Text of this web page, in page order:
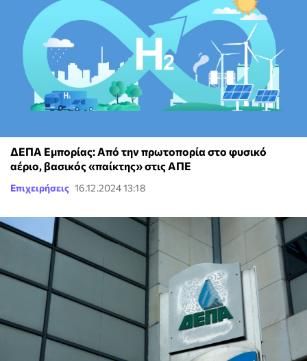
ΔΕΠΑ Εμπορίας: Από την πρωτοπορία στο φυσικό
αέριο, βασικός «παίκτης» στις ΑΠΕ
Επιχειρήσεις 16.12.2024 13:18